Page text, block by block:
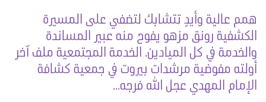
همم عالية وأيدٍ تتشابك لتضفي على المسيرة
الكشفية رونق مزهو يفوح منه عبير المساندة
والخدمة في كل الميادين. الخدمة المجتمعية ملف آخر
أولته مفوضية مرشدات بيروت في جمعية كشافة
الإمام المهدي عجل الله فرجه...